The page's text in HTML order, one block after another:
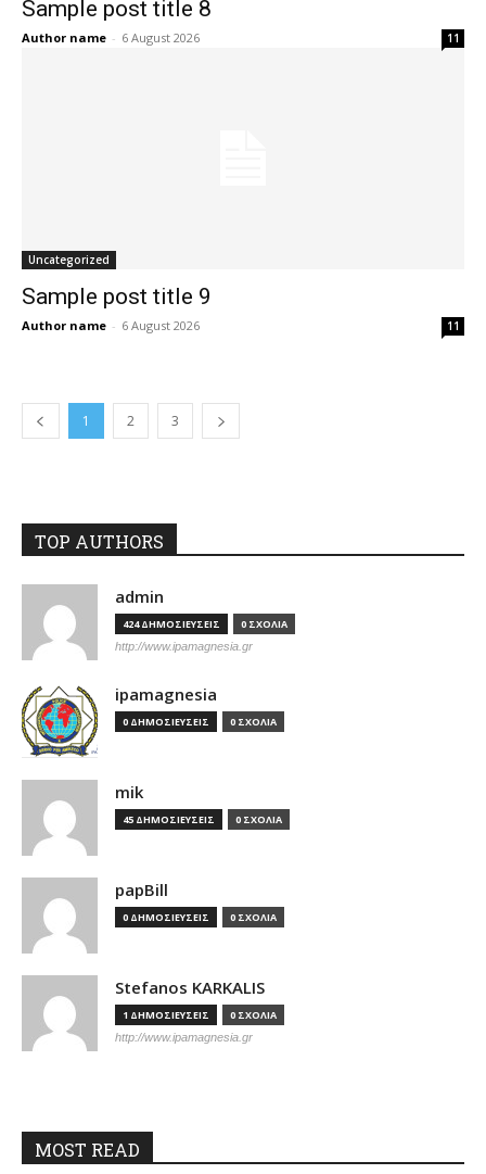
Sample post title 8
Author name - 6 August 2026 11
Uncategorized
Sample post title 9
Author name - 6 August 2026 11
1 2 3
TOP AUTHORS
admin
424 ΔΗΜΟΣΙΕΥΣΕΙΣ 0 ΣΧΟΛΙΑ
http://www.ipamagnesia.gr
ipamagnesia
0 ΔΗΜΟΣΙΕΥΣΕΙΣ 0 ΣΧΟΛΙΑ
mik
45 ΔΗΜΟΣΙΕΥΣΕΙΣ 0 ΣΧΟΛΙΑ
papBill
0 ΔΗΜΟΣΙΕΥΣΕΙΣ 0 ΣΧΟΛΙΑ
Stefanos KARKALIS
1 ΔΗΜΟΣΙΕΥΣΕΙΣ 0 ΣΧΟΛΙΑ
http://www.ipamagnesia.gr
MOST READ